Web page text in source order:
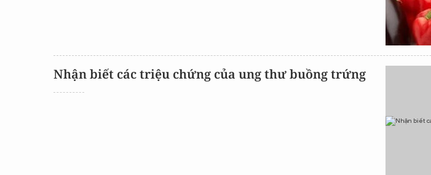
Nhận biết các triệu chứng của ung thư buồng trứng